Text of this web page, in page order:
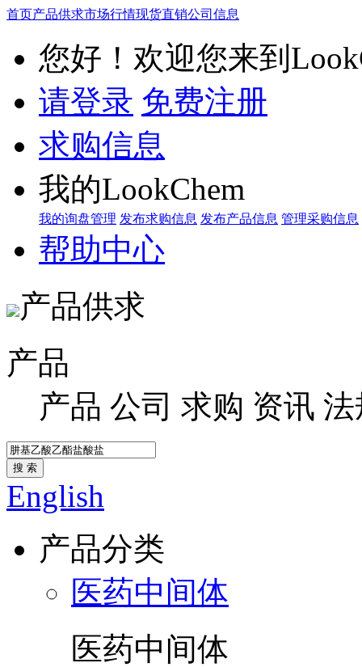
首页产品供求市场行情现货直销公司信息
您好！欢迎您来到
请登录 免费注册
求购信息
我的LookChem
我的询盘管理 发布求购信息 发布产品信息 管理采购信息
帮助中心
产品供求
产品
产品 公司 求购 资讯 法
搜 索
English
产品分类
医药中间体
医药中间体